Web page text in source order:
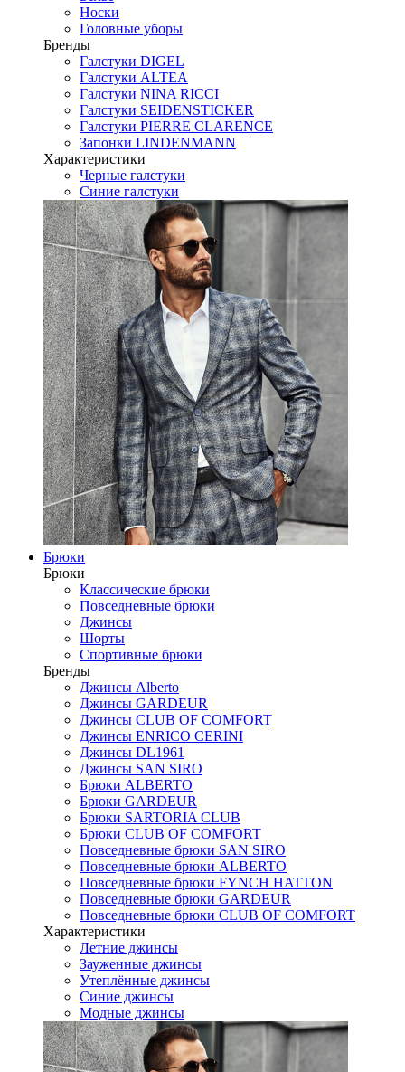
Носки
Головные уборы
Бренды
Галстуки DIGEL
Галстуки ALTEA
Галстуки NINA RICCI
Галстуки SEIDENSTICKER
Галстуки PIERRE CLARENCE
Запонки LINDENMANN
Характеристики
Черные галстуки
Синие галстуки
Брюки
Брюки
Классические брюки
Повседневные брюки
Джинсы
Шорты
Спортивные брюки
Бренды
Джинсы Alberto
Джинсы GARDEUR
Джинсы CLUB OF COMFORT
Джинсы ENRICO CERINI
Джинсы DL1961
Джинсы SAN SIRO
Брюки ALBERTO
Брюки GARDEUR
Брюки SARTORIA CLUB
Брюки CLUB OF COMFORT
Повседневные брюки SAN SIRO
Повседневные брюки ALBERTO
Повседневные брюки FYNCH HATTON
Повседневные брюки GARDEUR
Повседневные брюки CLUB OF COMFORT
Характеристики
Летние джинсы
Зауженные джинсы
Утеплённые джинсы
Синие джинсы
Модные джинсы